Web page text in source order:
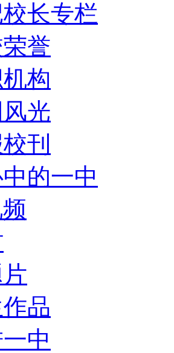
长专栏
誉
构
光
刊
的一中
品
中